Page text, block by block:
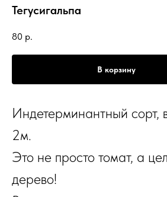
Тегусигальпа
80 р.
В корзину
Индетерминантный сорт,
2м.
Это не просто томат, а
дерево!